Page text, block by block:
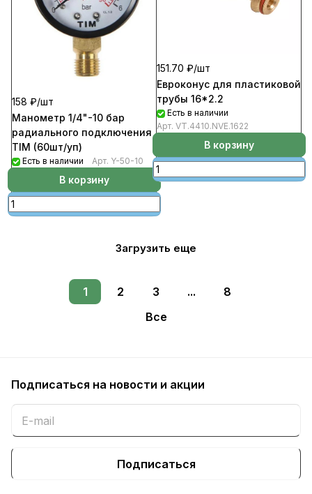
158 ₽/шт
Манометр 1/4"-10 бар
радиального подключения
TIM (60шт/уп)
Есть в наличии Арт. Y-50-10
В корзину
151.70 ₽/шт
Евроконус для пластиковой
трубы 16*2.2
Есть в наличии
Арт. VT.4410.NVE.1622
В корзину
Загрузить еще
1 2 3 ...
8
Все
Подписаться на новости и акции
Подписаться